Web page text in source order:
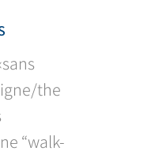
the
“walk-